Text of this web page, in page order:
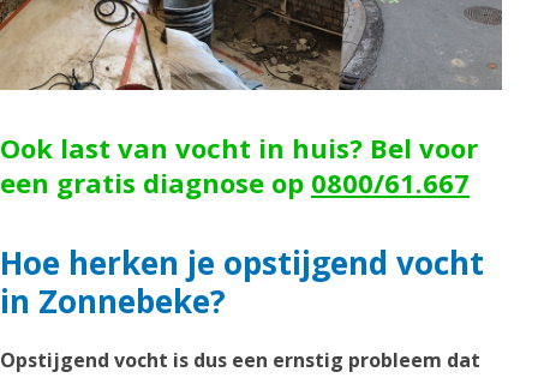
Ook last van vocht in huis? Bel voor
een gratis diagnose op 0800/61.667
Hoe herken je opstijgend vocht
in Zonnebeke?
Opstijgend vocht is dus een ernstig probleem dat